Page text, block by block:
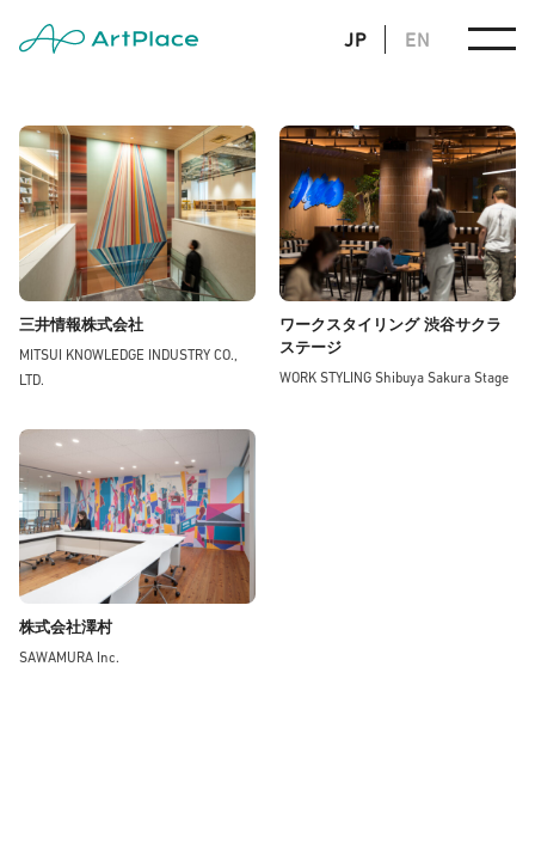
JP EN
三井情報株式会社
MITSUI KNOWLEDGE INDUSTRY CO.,
LTD.
ワークスタイリング 渋谷サクラ
ステージ
WORK STYLING Shibuya Sakura Stage
株式会社澤村
SAWAMURA Inc.